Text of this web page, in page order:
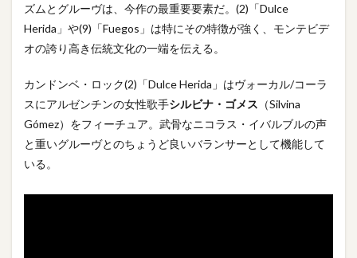
ズムとグルーヴは、今作の最重要要素だ。(2)「Dulce
Herida」や(9)「Fuegos」は特にその特徴が強く、モンテビデ
オの誇り高き伝統文化の一端を伝える。
カンドンベ・ロック(2)「Dulce Herida」はヴォーカル/コーラ
スにアルゼンチンの女性歌手シルビナ・ゴメス （Silvina
Gómez）をフィーチュア。武骨なニコラス・イバルブルの声
と重いグルーヴとのちょうど良いバランサーとして機能して
いる。